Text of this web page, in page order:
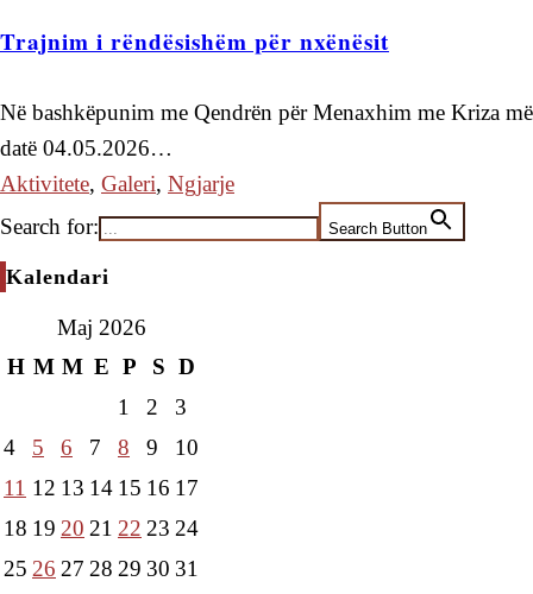
Trajnim i rëndësishëm për nxënësit
Në bashkëpunim me Qendrën për Menaxhim me Kriza më
datë 04.05.2026…
Aktivitete, Galeri, Ngjarje
Search for:
Search Button
Kalendari
Maj 2026
H M M E P S D
1
2
3
4
5 6 7 8 9
10
11 12 13 14 15 16 17
18 19 20 21 22 23 24
25 26 27 28 29 30 31